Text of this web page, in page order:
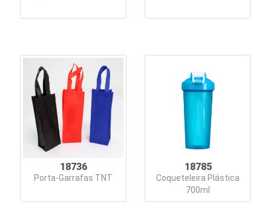
18736
Porta-Garrafas TNT
18785
Coqueteleira Plástica
700ml